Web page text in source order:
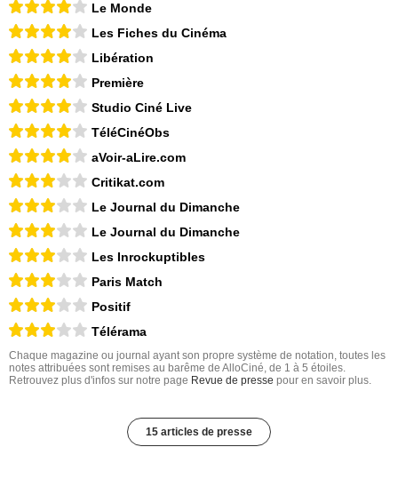
Le Monde
Les Fiches du Cinéma
Libération
Première
Studio Ciné Live
TéléCinéObs
aVoir-aLire.com
Critikat.com
Le Journal du Dimanche
Le Journal du Dimanche
Les Inrockuptibles
Paris Match
Positif
Télérama
Chaque magazine ou journal ayant son propre système de notation, toutes les
notes attribuées sont remises au barême de AlloCiné, de 1 à 5 étoiles.
Retrouvez plus d'infos sur notre page Revue de presse pour en savoir plus.
15 articles de presse